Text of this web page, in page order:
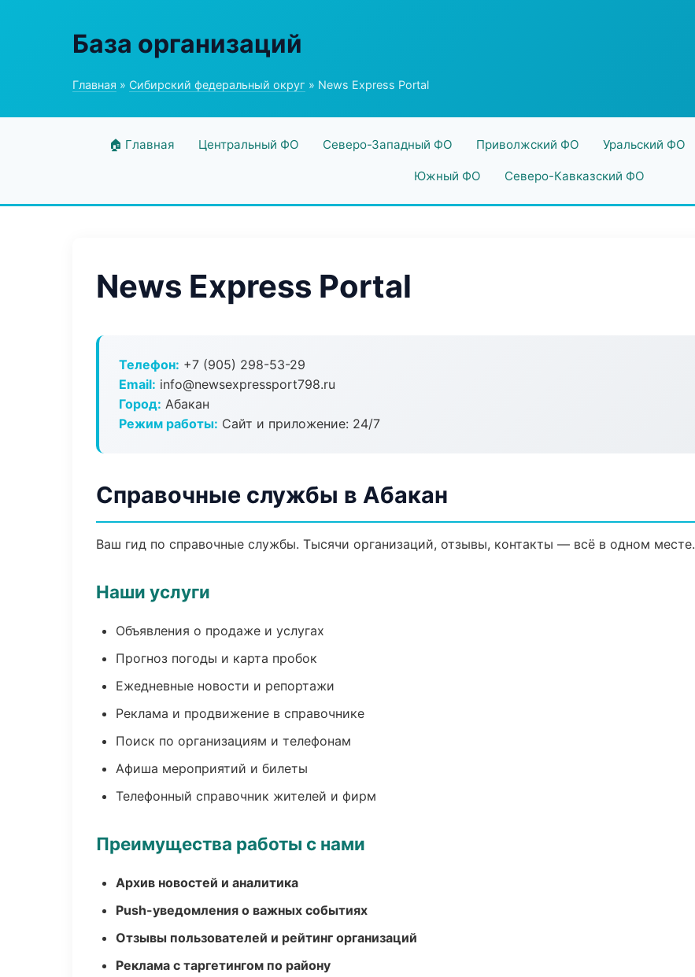
База организаций
Главная » Сибирский федеральный округ » News Express Portal
🏠 Главная Центральный ФО Северо-Западный ФО Приволжский ФО Уральский ФО
Южный ФО Северо-Кавказский ФО
News Express Portal
Телефон: +7 (905) 298-53-29
Email: info@newsexpressport798.ru
Город: Абакан
Режим работы: Сайт и приложение: 24/7
Справочные службы в Абакан
Ваш гид по справочные службы. Тысячи организаций, отзывы, контакты — всё в одном месте.
Наши услуги
Объявления о продаже и услугах
Прогноз погоды и карта пробок
Ежедневные новости и репортажи
Реклама и продвижение в справочнике
Поиск по организациям и телефонам
Афиша мероприятий и билеты
Телефонный справочник жителей и фирм
Преимущества работы с нами
Архив новостей и аналитика
Push-уведомления о важных событиях
Отзывы пользователей и рейтинг организаций
Реклама с таргетингом по району